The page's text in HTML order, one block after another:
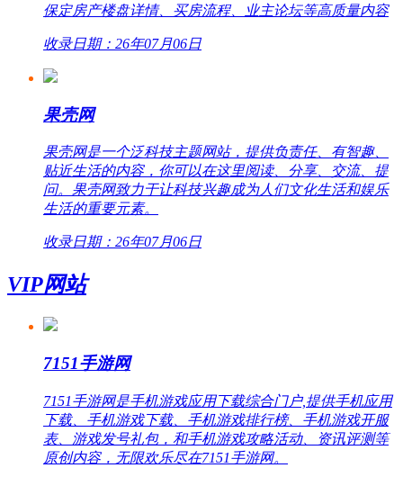
保定房产楼盘详情、买房流程、业主论坛等高质量内容
收录日期：26年07月06日
果壳网
果壳网是一个泛科技主题网站，提供负责任、有智趣、
贴近生活的内容，你可以在这里阅读、分享、交流、提
问。果壳网致力于让科技兴趣成为人们文化生活和娱乐
生活的重要元素。
收录日期：26年07月06日
VIP网站
7151手游网
7151手游网是手机游戏应用下载综合门户,提供手机应用
下载、手机游戏下载、手机游戏排行榜、手机游戏开服
表、游戏发号礼包，和手机游戏攻略活动、资讯评测等
原创内容，无限欢乐尽在7151手游网。